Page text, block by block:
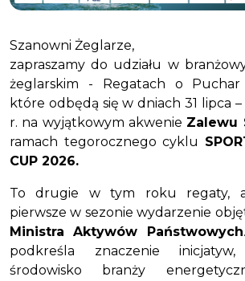
Szanowni Żeglarze,
zapraszamy do udziału w
żeglarskim - Regatach o Puchar
które odbędą się w dniach 31 lipca
r. na wyjątkowym akwenie Zalewu
ramach tegorocznego cyklu
CUP 2026.
To drugie w tym roku regaty, a
pierwsze w sezonie wydarzenie
Ministra Aktywów Państwowych
podkreśla znaczenie
środowisko branży